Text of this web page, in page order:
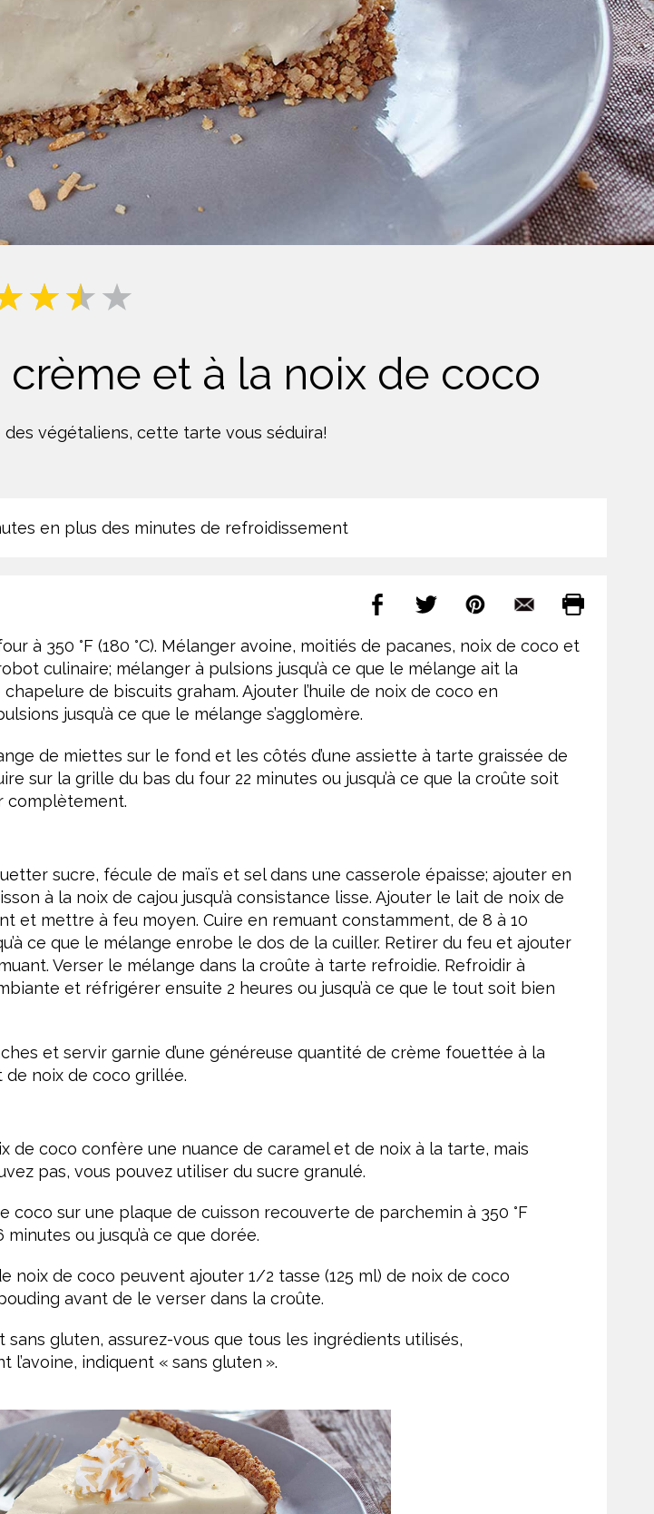
et à la noix de coco
végétaliens, cette tarte vous séduira!
en plus des minutes de refroidissement
à 350 °F (180 °C). Mélanger avoine, moitiés de pacanes, noix de coco et
culinaire; mélanger à pulsions jusqu’à ce que le mélange ait la
de biscuits graham. Ajouter l’huile de noix de coco en
jusqu’à ce que le mélange s’agglomère.
de miettes sur le fond et les côtés d’une assiette à tarte graissée de
sur la grille du bas du four 22 minutes ou jusqu’à ce que la croûte soit
complètement.
sucre, fécule de maïs et sel dans une casserole épaisse; ajouter en
à la noix de cajou jusqu’à consistance lisse. Ajouter le lait de noix de
et mettre à feu moyen. Cuire en remuant constamment, de 8 à 10
ce que le mélange enrobe le dos de la cuiller. Retirer du feu et ajouter
Verser le mélange dans la croûte à tarte refroidie. Refroidir à
et réfrigérer ensuite 2 heures ou jusqu’à ce que le tout soit bien
et servir garnie d’une généreuse quantité de crème fouettée à la
de noix de coco grillée.
de coco confère une nuance de caramel et de noix à la tarte, mais
pas, vous pouvez utiliser du sucre granulé.
coco sur une plaque de cuisson recouverte de parchemin à 350 °F
minutes ou jusqu’à ce que dorée.
noix de coco peuvent ajouter 1/2 tasse (125 ml) de noix de coco
avant de le verser dans la croûte.
sans gluten, assurez-vous que tous les ingrédients utilisés,
l’avoine, indiquent « sans gluten ».